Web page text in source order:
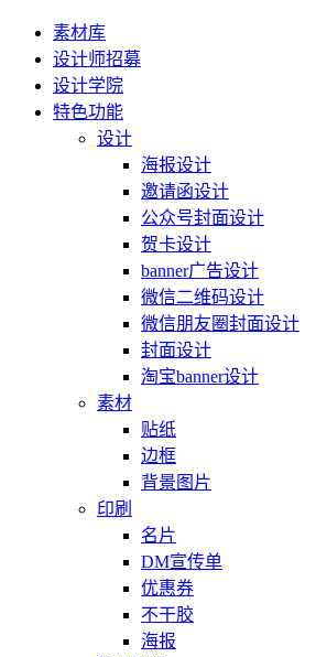
素材库
设计师招募
设计学院
特色功能
设计
海报设计
邀请函设计
公众号封面设计
贺卡设计
banner广告设计
微信二维码设计
微信朋友圈封面设计
封面设计
淘宝banner设计
素材
贴纸
边框
背景图片
印刷
名片
DM宣传单
优惠券
不干胶
海报